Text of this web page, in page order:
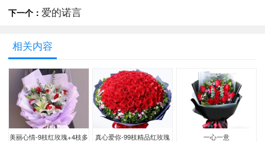
下一个： 爱的诺言
相关内容
美丽心情-9枝红玫瑰+4枝多
真心爱你-99枝精品红玫瑰 一心一意